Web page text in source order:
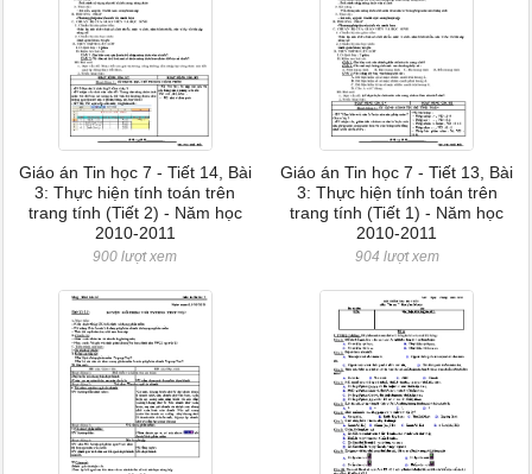
Giáo án Tin học 7 - Tiết 14, Bài
3: Thực hiện tính toán trên
trang tính (Tiết 2) - Năm học
2010-2011
900 lượt xem
Giáo án Tin học 7 - Tiết 13, Bài
3: Thực hiện tính toán trên
trang tính (Tiết 1) - Năm học
2010-2011
904 lượt xem